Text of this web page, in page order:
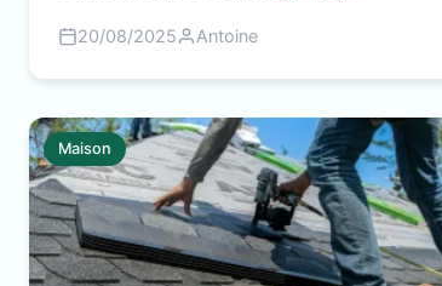
20/08/2025 Antoine
Maison